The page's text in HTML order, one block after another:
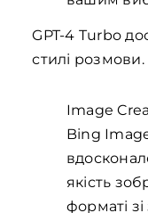
GPT-4 Turbo
стилі розмови.
Image
Bing
якість
форматі